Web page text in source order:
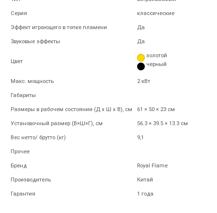
Серия классические
Эффект играющего в топке пламени Да
Звуковые эффекты Да
Цвет
золотой
черный
Макс. мощность 2 кВт
Габариты
Размеры в рабочем состоянии (Д х Ш х В), см 61 × 50 × 23 cм
Установочный размер (В×Ш×Г), см 56.3 × 39.5 × 13.3 cм
Вес нетто/ брутто (кг) 9,1
Прочее
Бренд Royal Flame
Производитель Китай
Гарантия 1 года